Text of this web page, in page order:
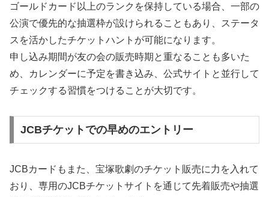
ゴールドカード以上のランクを保持している場合、一部の
公演で優先的な抽選枠が設けられることもあり、ステータ
スを活かしたチケットハントが可能になります。
申し込み期間が友の会の販売時期と重なることも多いた
め、カレンダーに予定を書き込み、公式サイトと並行して
チェックする習慣をつけることが大切です。
JCBチケットでの早めのエントリー
JCBカードもまた、宝塚歌劇のチケット販売に力を入れて
おり、専用のJCBチケットサイトを通じて先着販売や抽選